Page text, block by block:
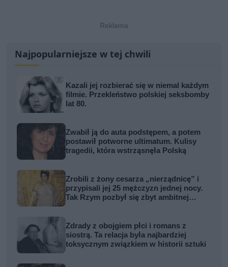
Najpopularniejsze w tej chwili
Kazali jej rozbierać się w niemal każdym
filmie. Przekleństwo polskiej seksbomby
lat 80.
Zwabił ją do auta podstępem, a potem
postawił potworne ultimatum. Kulisy
tragedii, która wstrząsnęła Polską
Zrobili z żony cesarza „nierządnicę” i
przypisali jej 25 mężczyzn jednej nocy.
Tak Rzym pozbył się zbyt ambitnej
Zdrady z obojgiem płci i romans z
siostrą. Ta relacja była najbardziej
toksycznym związkiem w historii sztuki